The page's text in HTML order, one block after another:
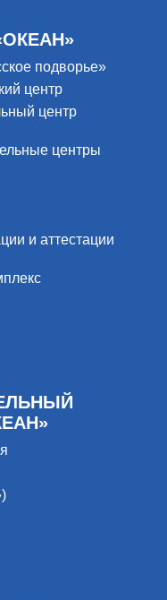
подворье»
центр
центр
центры
и аттестации